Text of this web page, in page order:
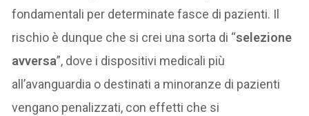
fondamentali per determinate fasce di pazienti. Il
rischio è dunque che si crei una sorta di “selezione
avversa”, dove i dispositivi medicali più
all’avanguardia o destinati a minoranze di pazienti
vengano penalizzati, con effetti che si